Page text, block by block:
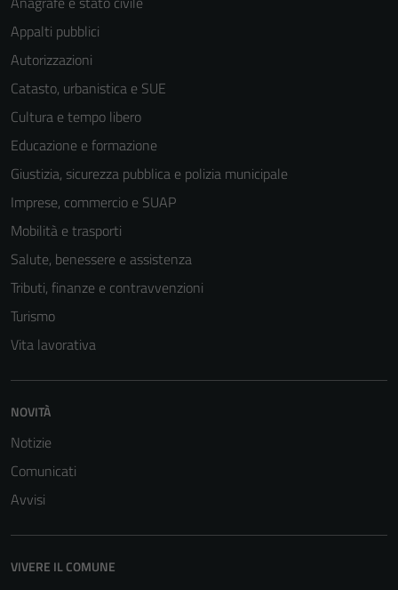
Appalti pubblici
Autorizzazioni
Catasto, urbanistica e SUE
Cultura e tempo libero
Educazione e formazione
Giustizia, sicurezza pubblica e polizia municipale
Imprese, commercio e SUAP
Mobilità e trasporti
Salute, benessere e assistenza
Tributi, finanze e contravvenzioni
Turismo
Vita lavorativa
NOVITÀ
Notizie
Comunicati
Avvisi
VIVERE IL COMUNE